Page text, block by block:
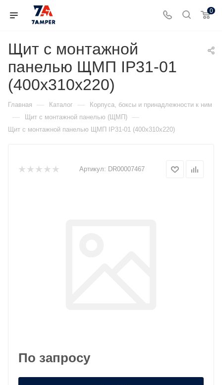
0
Щит с монтажной
панелью ЩМП IP31-01
(400х310х220)
Главная — Каталог — Корпуса, боксы и принадлежности к ним
— Щит с монтажной панелью (ЩМП) —
Щит с монтажной панелью ЩМП IP31-01 (400х310х220)
Артикул: DR00007467
По запросу